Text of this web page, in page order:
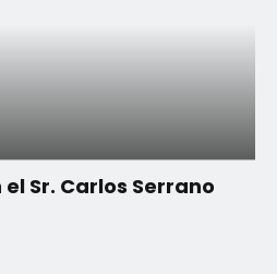
Sr. Carlos Serrano